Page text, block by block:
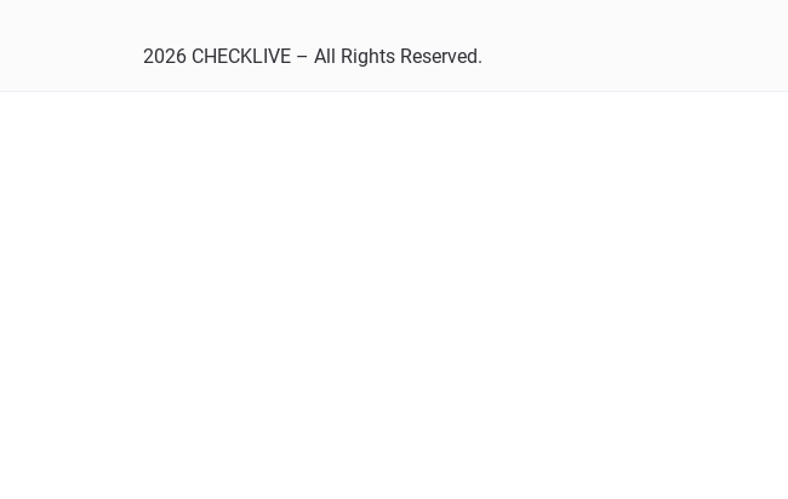
2026 CHECKLIVE – All Rights Reserved.